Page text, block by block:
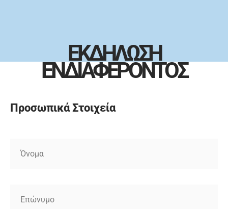
ΕΚΔΗΛΩΣΗ
ΕΝΔΙΑΦΕΡΟΝΤΟΣ
Προσωπικά Στοιχεία